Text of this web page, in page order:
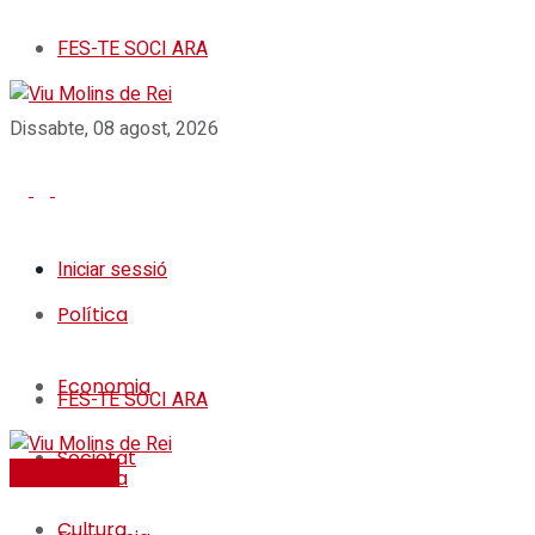
FES-TE SOCI ARA
Dissabte, 08 agost, 2026
Iniciar sessió
Política
Economia
Societat
FES-TE SOCI ARA
Política